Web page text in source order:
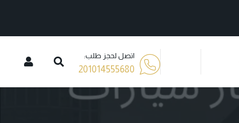
اتصل لحجز طلب:
201014555680